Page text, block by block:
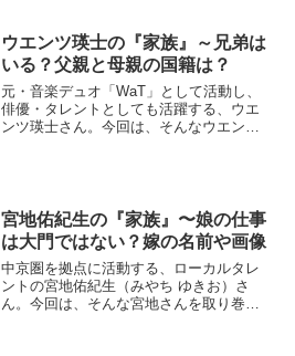
ウエンツ瑛士の『家族』～兄弟は
いる？父親と母親の国籍は？
元・音楽デュオ「WaT」として活動し、
俳優・タレントとしても活躍する、ウエ
ンツ瑛士さん。今回は、そんなウエンツ
宮地佑紀生の『家族』〜娘の仕事
は大門ではない？嫁の名前や画像
中京圏を拠点に活動する、ローカルタレ
ントの宮地佑紀生（みやち ゆきお）さ
ん。今回は、そんな宮地さんを取り巻く